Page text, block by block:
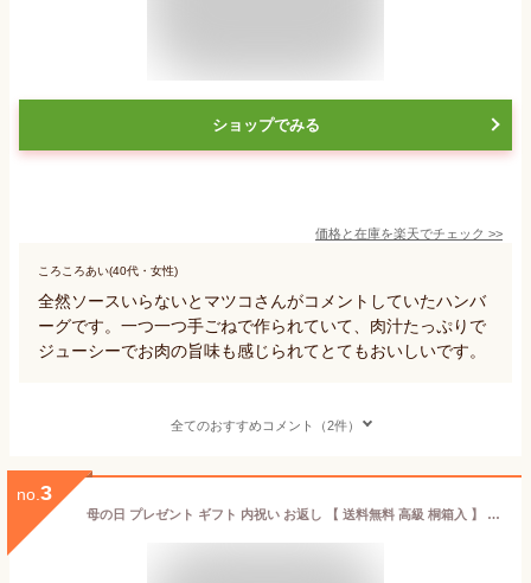
ショップでみる
価格と在庫を楽天でチェック >>
ころころあい(40代・女性)
全然ソースいらないとマツコさんがコメントしていたハンバ
ーグです。一つ一つ手ごねで作られていて、肉汁たっぷりで
ジューシーでお肉の旨味も感じられてとてもおいしいです。
全てのおすすめコメント（2件）
no. 3
母の日 プレゼント ギフト 内祝い お返し 【 送料無料 高級 桐箱入 】 松阪牛 特選 ハンバーグ 【 160g × 5個 】 お祝い お祝い返し お礼 肉 牛肉 内祝 結婚 出産 卒業 入学 誕生日 贈答 贈り物 快気祝い 新築祝い 還暦祝い 食べ物 グルメ 食品 松坂牛 父の日 お中元 冷凍